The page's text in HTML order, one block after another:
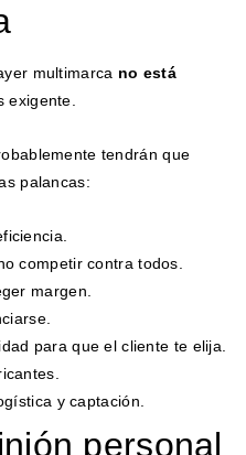
multimarca no está
exigente.
tendrán que
palancas:
competir contra todos.
margen.
para que el cliente te elija.
y captación.
personal